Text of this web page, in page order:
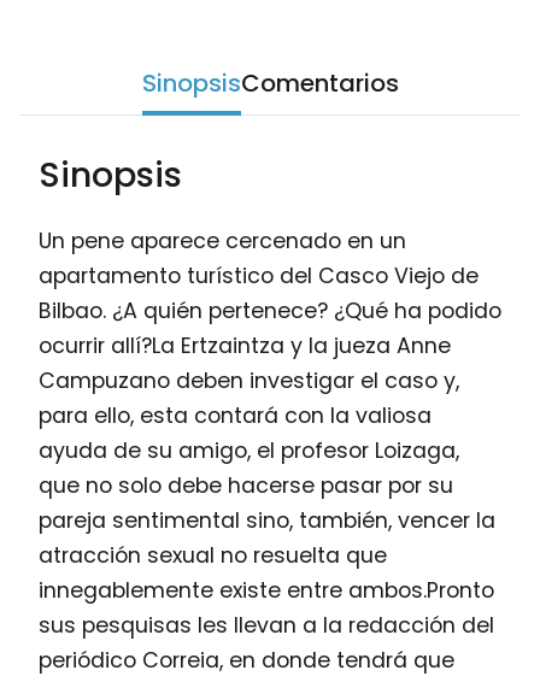
SinopsisComentarios
Sinopsis
Un pene aparece cercenado en un
apartamento turístico del Casco Viejo de
Bilbao. ¿A quién pertenece? ¿Qué ha podido
ocurrir allí?La Ertzaintza y la jueza Anne
Campuzano deben investigar el caso y,
para ello, esta contará con la valiosa
ayuda de su amigo, el profesor Loizaga,
que no solo debe hacerse pasar por su
pareja sentimental sino, también, vencer la
atracción sexual no resuelta que
innegablemente existe entre ambos.Pronto
sus pesquisas les llevan a la redacción del
periódico Correia, en donde tendrá que